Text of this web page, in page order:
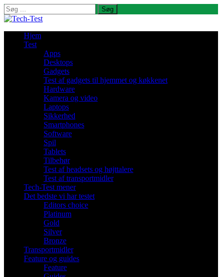
Søg
efter:
Hjem
Test
Apps
Desktops
Gadgets
Test af gadgets til hjemmet og køkkenet
Hardware
Kamera og video
Laptops
Sikkerhed
Smartphones
Software
Spil
Tablets
Tilbehør
Test af headsets og højttalere
Test af transportmidler
Tech-Test mener
Det bedste vi har testet
Editors choice
Platinum
Gold
Silver
Bronze
Transportmidler
Feature og guides
Feature